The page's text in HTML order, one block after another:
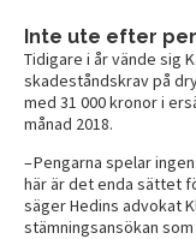
Inte ute efter
Tidigare i år vände sig
skadeståndskrav på
med 31 000 kronor i
månad 2018.
– Pengarna spelar
här är det enda sättet
säger Hedins advokat
stämningsansökan